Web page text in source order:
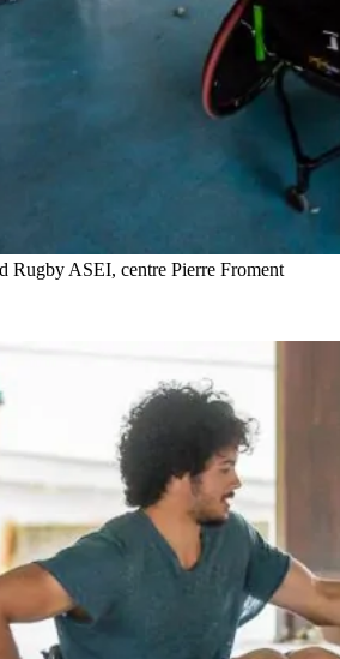
Rugby ASEI, centre Pierre Froment